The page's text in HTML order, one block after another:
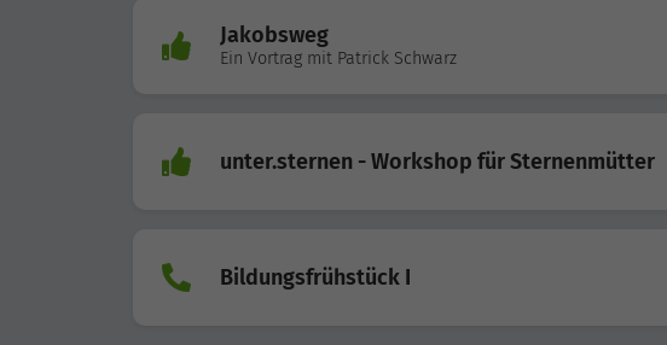
Jakobsweg
Ein Vortrag mit Patrick Schwarz
unter.sternen - Workshop für Sternenmütter
Bildungsfrühstück I